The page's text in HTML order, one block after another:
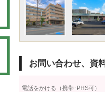
お問い合わせ、資
電話をかける（携帯･PHS可）